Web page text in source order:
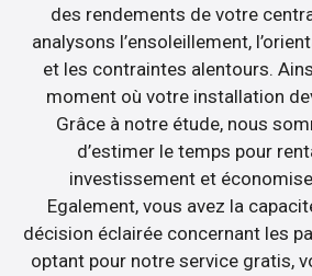
des rendements de votre
analysons l’ensoleillement,
et les contraintes alentours.
moment où votre installation
Grâce à notre étude, nous
d’estimer le temps pour
investissement et
Egalement, vous avez la
décision éclairée concernant les
optant pour notre service gratis,